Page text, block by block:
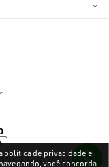
0001-96
política de privacidade e
você concorda